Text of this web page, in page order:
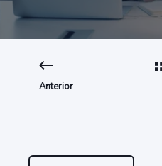
Anterior